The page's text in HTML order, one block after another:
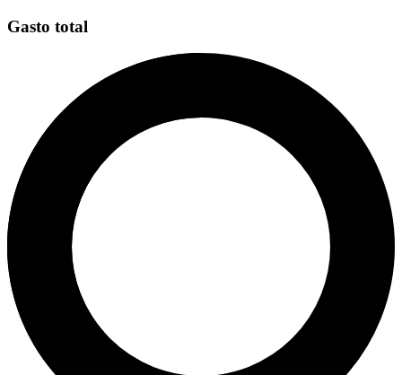
Gasto total